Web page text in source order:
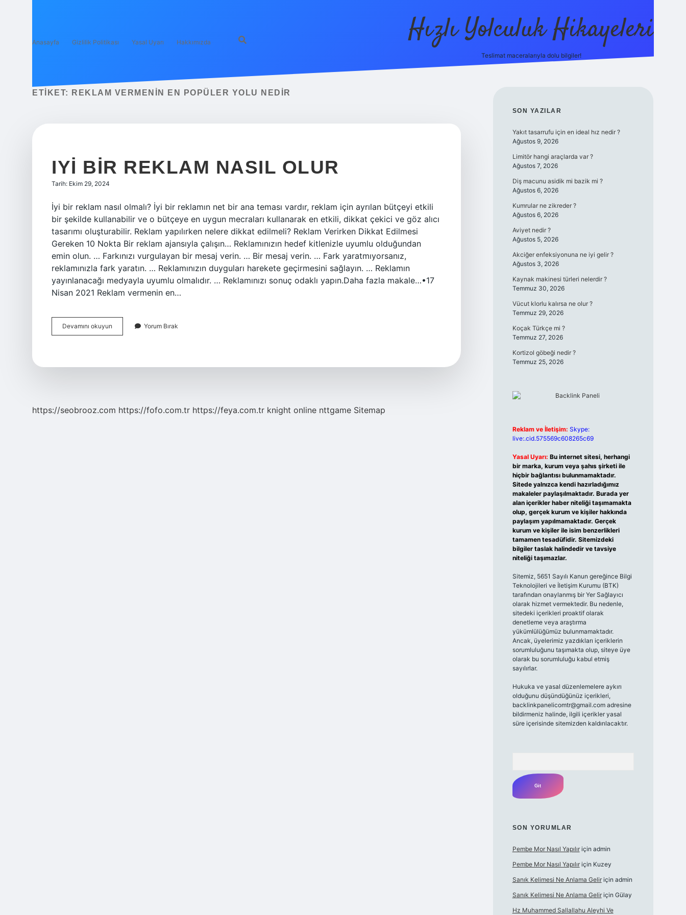
Anasayfa Gizlilik Politikası Yasal Uyarı Hakkımızda Hızlı Yolculuk Hikayeleri
Teslimat maceralarıyla dolu bilgiler!
ETIKET: REKLAM VERMENIN EN POPÜLER YOLU NEDIR
IYI BIR REKLAM NASIL OLUR
Tarih: Ekim 29, 2024
İyi bir reklam nasıl olmalı? İyi bir reklamın net bir ana teması vardır, reklam için ayrılan bütçeyi etkili
bir şekilde kullanabilir ve o bütçeye en uygun mecraları kullanarak en etkili, dikkat çekici ve göz alıcı
tasarımı oluşturabilir. Reklam yapılırken nelere dikkat edilmeli? Reklam Verirken Dikkat Edilmesi
Gereken 10 Nokta Bir reklam ajansıyla çalışın… Reklamınızın hedef kitlenizle uyumlu olduğundan
emin olun. … Farkınızı vurgulayan bir mesaj verin. … Bir mesaj verin. … Fark yaratmıyorsanız,
reklamınızla fark yaratın. … Reklamınızın duyguları harekete geçirmesini sağlayın. … Reklamın
yayınlanacağı medyayla uyumlu olmalıdır. … Reklamınızı sonuç odaklı yapın.Daha fazla makale…•17
Nisan 2021 Reklam vermenin en…
Devamını okuyun
Bir
Yorum Bırak
https://seobrooz.com https://fofo.com.tr https://feya.com.tr knight online nttgame Sitemap
SIDEBAR
SON YAZILAR
Yakıt tasarrufu için en ideal hız nedir ?
Ağustos 9, 2026
Limitör hangi araçlarda var ?
Ağustos 7, 2026
Diş macunu asidik mi bazik mi ?
Ağustos 6, 2026
Kumrular ne zikreder ?
Ağustos 6, 2026
Aviyet nedir ?
Ağustos 5, 2026
Akciğer enfeksiyonuna ne iyi gelir ?
Ağustos 3, 2026
Kaynak makinesi türleri nelerdir ?
Temmuz 30, 2026
Vücut klorlu kalırsa ne olur ?
Temmuz 29, 2026
Koçak Türkçe mi ?
Temmuz 27, 2026
Kortizol göbeği nedir ?
Temmuz 25, 2026
Reklam ve İletişim: Skype:
live:.cid.575569c608265c69
Yasal Uyarı: Bu internet sitesi, herhangi
bir marka, kurum veya şahıs şirketi ile
hiçbir bağlantısı bulunmamaktadır.
Sitede yalnızca kendi hazırladığımız
makaleler paylaşılmaktadır. Burada yer
alan içerikler haber niteliği taşımamakta
olup, gerçek kurum ve kişiler hakkında
paylaşım yapılmamaktadır. Gerçek
kurum ve kişiler ile isim benzerlikleri
tamamen tesadüfidir. Sitemizdeki
bilgiler taslak halindedir ve tavsiye
niteliği taşımazlar.
Sitemiz, 5651 Sayılı Kanun gereğince Bilgi
Teknolojileri ve İletişim Kurumu (BTK)
tarafından onaylanmış bir Yer Sağlayıcı
olarak hizmet vermektedir. Bu nedenle,
sitedeki içerikleri proaktif olarak
denetleme veya araştırma
yükümlülüğümüz bulunmamaktadır.
Ancak, üyelerimiz yazdıkları içeriklerin
sorumluluğunu taşımakta olup, siteye üye
olarak bu sorumluluğu kabul etmiş
sayılırlar.
Hukuka ve yasal düzenlemelere aykırı
olduğunu düşündüğünüz içerikleri,
backlinkpanelicomtr@gmail.comadresine
bildirmeniz halinde, ilgili içerikler yasal
süre içerisinde sitemizden kaldırılacaktır.
SON YORUMLAR
Pembe Mor Nasıl Yapılıriçin admin
Pembe Mor Nasıl Yapılıriçin Kuzey
Sanık Kelimesi Ne Anlama Geliriçin admin
Sanık Kelimesi Ne Anlama Geliriçin Gülay
Hz Muhammed Sallallahu Aleyhi Ve